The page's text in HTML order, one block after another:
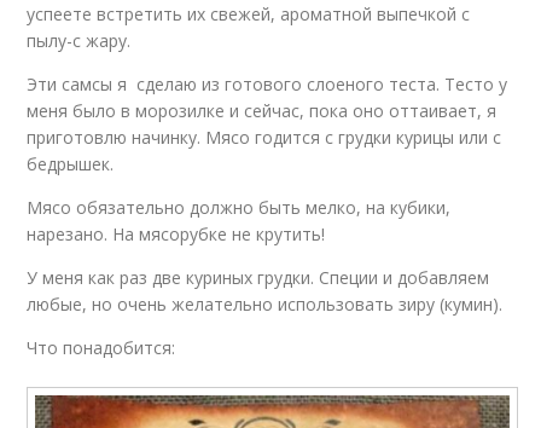
успеете встретить их свежей, ароматной выпечкой с
пылу-с жару.
Эти самсы я сделаю из готового слоеного теста. Тесто у
меня было в морозилке и сейчас, пока оно оттаивает, я
приготовлю начинку. Мясо годится с грудки курицы или с
бедрышек.
Мясо обязательно должно быть мелко, на кубики,
нарезано. На мясорубке не крутить!
У меня как раз две куриных грудки. Специи и добавляем
любые, но очень желательно использовать зиру (кумин).
Что понадобится: